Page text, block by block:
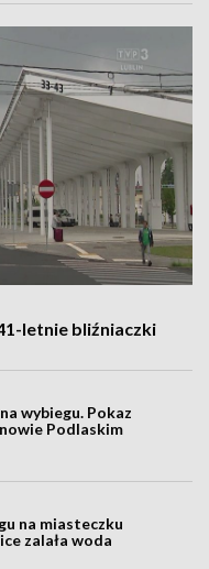
letnie bliźniaczki
wybiegu. Pokaz
Podlaskim
na miasteczku
zalała woda